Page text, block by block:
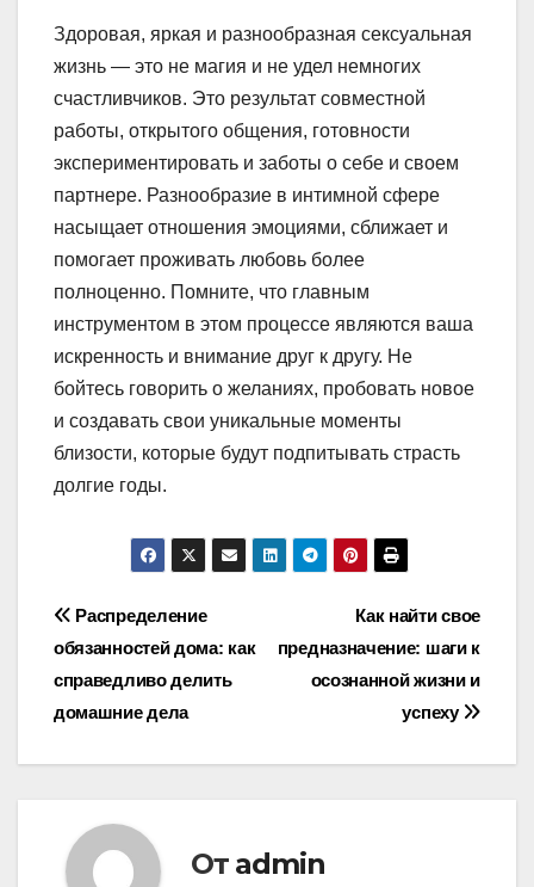
Здоровая, яркая и разнообразная сексуальная
жизнь — это не магия и не удел немногих
счастливчиков. Это результат совместной
работы, открытого общения, готовности
экспериментировать и заботы о себе и своем
партнере. Разнообразие в интимной сфере
насыщает отношения эмоциями, сближает и
помогает проживать любовь более
полноценно. Помните, что главным
инструментом в этом процессе являются ваша
искренность и внимание друг к другу. Не
бойтесь говорить о желаниях, пробовать новое
и создавать свои уникальные моменты
близости, которые будут подпитывать страсть
долгие годы.
Навигация
по
записям
Как найти свое
предназначение: шаги к
осознанной жизни и
успеху
Распределение
обязанностей дома: как
справедливо делить
домашние дела
От admin